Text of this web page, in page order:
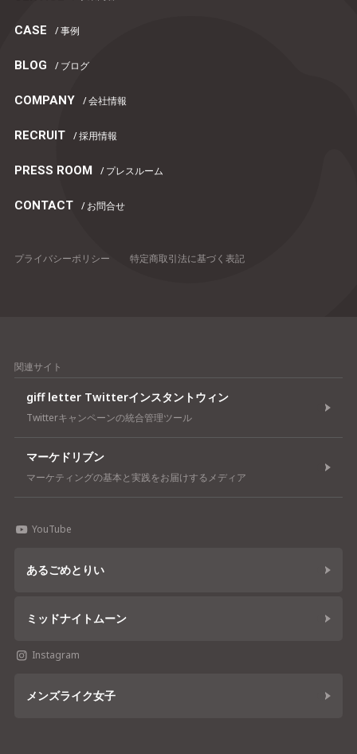
CASE / 事例
BLOG / ブログ
COMPANY / 会社情報
RECRUIT / 採用情報
PRESS ROOM / プレスルーム
CONTACT / お問合せ
プライバシーポリシー 特定商取引法に基づく表記
関連サイト
giff letter Twitterインスタントウィン
Twitterキャンペーンの統合管理ツール
マーケドリブン
マーケティングの基本と実践をお届けするメディア
YouTube
あるごめとりい
ミッドナイトムーン
Instagram
メンズライク女子